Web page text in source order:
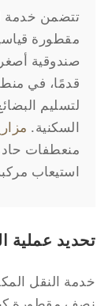
تتضمن خدمة
قدمًا، في منطقة
لتسليم البضائع
السكنية.مزارع
منعطفات حادة،
استيعاب مركبة تزن 80,000
عملية
النقل